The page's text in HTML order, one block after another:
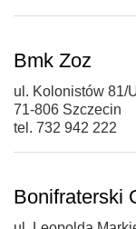
Bmk Zoz
ul. Kolonistów 81/
71-806 Szczecin
tel. 732 942 222
Bonifraterski